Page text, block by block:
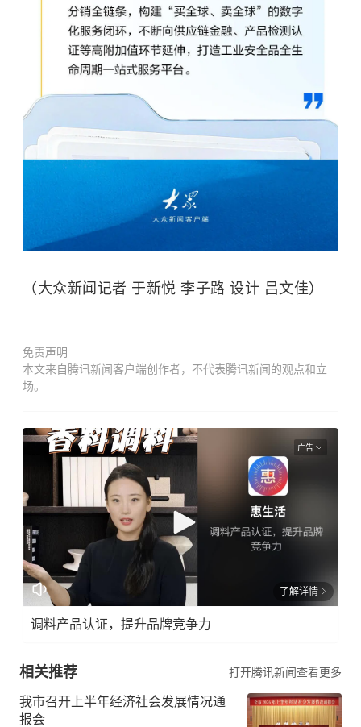
（大众新闻记者 于新悦 李子路 设计 吕文佳）
免责声明
本文来自腾讯新闻客户端创作者，不代表腾讯新闻的观点和立
场。
广告
了解详情
调料产品认证，提升品牌竞争力
相关推荐 打开腾讯新闻查看更多
我市召开上半年经济社会发展情况通
报会